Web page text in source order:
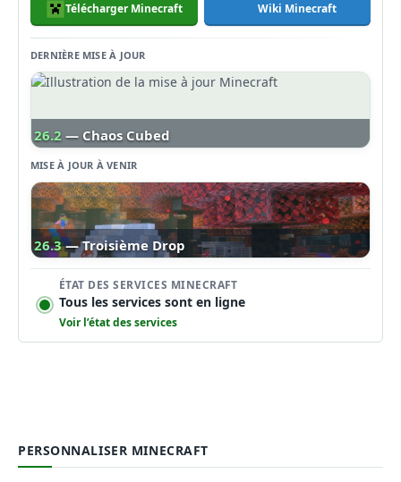
Télécharger Minecraft Wiki Minecraft
DERNIÈRE MISE À JOUR
26.2 — Chaos Cubed
MISE À JOUR À VENIR
26.3 — Troisième Drop
ÉTAT DES SERVICES MINECRAFT
Tous les services sont en ligne
Voir l’état des services
PERSONNALISER MINECRAFT